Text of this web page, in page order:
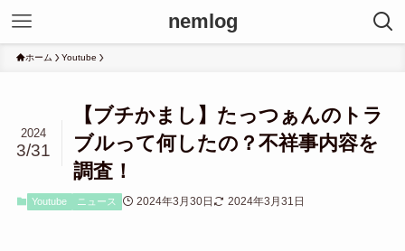
nemlog
ホーム Youtube
【ブチかまし】たっつぁんのトラ
ブルって何したの？不祥事内容を
調査！
2024
3/31
Youtube ニュース 2024年3月30日 2024年3月31日